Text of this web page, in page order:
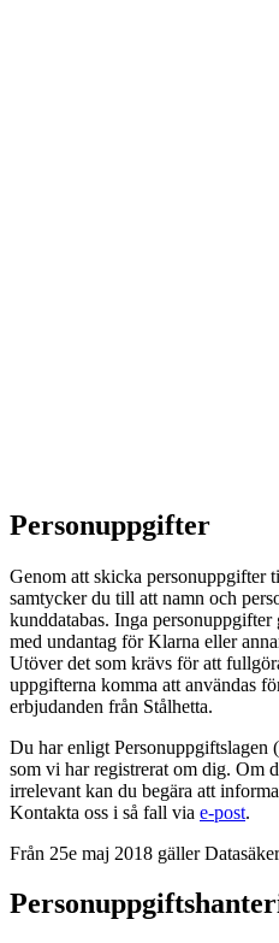
Personuppgifter
Genom att skicka personuppgifter
samtycker du till att namn och
kunddatabas. Inga
med undantag för Klarna eller
Utöver det som krävs för att
uppgifterna komma att användas
erbjudanden från Stålhetta.
Du har enligt
som vi har registrerat om dig. Om
irrelevant kan du begära att
Kontakta oss i så fall via e-post.
Från 25e maj 2018 gäller